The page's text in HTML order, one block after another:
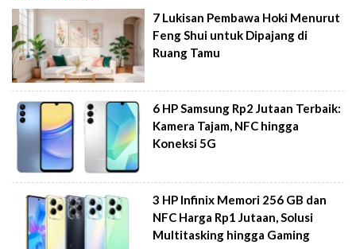
7 Lukisan Pembawa Hoki Menurut
Feng Shui untuk Dipajang di
Ruang Tamu
6 HP Samsung Rp2 Jutaan Terbaik:
Kamera Tajam, NFC hingga
Koneksi 5G
3 HP Infinix Memori 256 GB dan
NFC Harga Rp1 Jutaan, Solusi
Multitasking hingga Gaming